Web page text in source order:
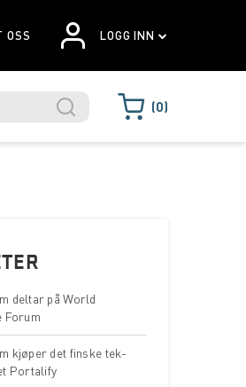
OSS LOGG INN
0
deltar på World
Forum
kjøper det finske tek-
Portalify